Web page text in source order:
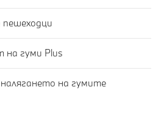
на гуми Plus
на гумите